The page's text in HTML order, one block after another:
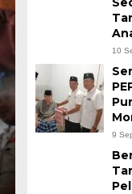
Jumat, 17 Jul
10
9